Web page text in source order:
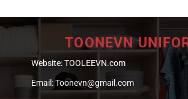
TOONEVN
Website:TOOLEEVN.com
Email:Toonevn@gmail.com